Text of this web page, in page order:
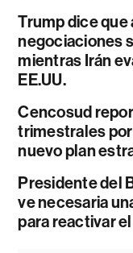
Trump dice que
negociaciones
mientras Irán
EE.UU.
Cencosud
trimestrales
nuevo plan
Presidente del
ve necesaria
para reactivar